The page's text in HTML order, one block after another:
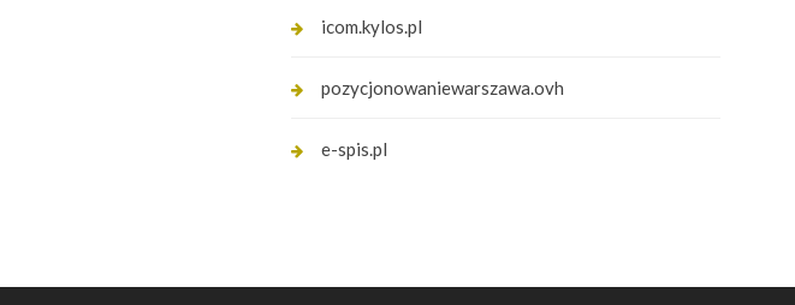
icom.kylos.pl
pozycjonowaniewarszawa.ovh
e-spis.pl